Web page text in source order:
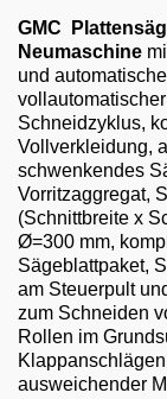
06103-9744-0
Email
English
GMC
Neumaschine
und
Schneidzyklus,
Vollverkleidung,
schwenkendes
Vorritzaggregat,
(Schnittbreite x
Ø=300 mm,
Sägeblattpaket,
am Steuerpult
zum Schneiden
Rollen im
ausweichender